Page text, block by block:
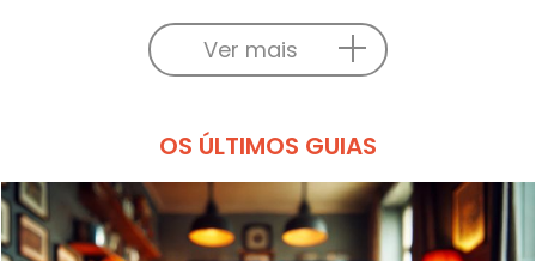
Ver mais
OS ÚLTIMOS GUIAS